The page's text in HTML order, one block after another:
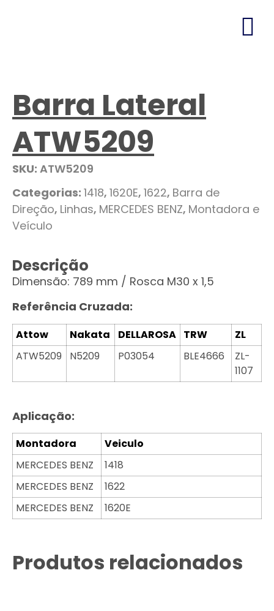
Barra Lateral
ATW5209
SKU: ATW5209
Categorias: 1418, 1620E, 1622, Barra de
Direção, Linhas, MERCEDES BENZ, Montadora e
Veículo
Descrição
Dimensão: 789 mm / Rosca M30 x 1,5
Referência Cruzada:
Attow Nakata DELLAROSA TRW
ZL
ATW5209
N5209 P03054 BLE4666
ZL-
1107
Aplicação:
Montadora
Veiculo
MERCEDES BENZ
1418
MERCEDES BENZ
1622
MERCEDES BENZ
1620E
Produtos relacionados